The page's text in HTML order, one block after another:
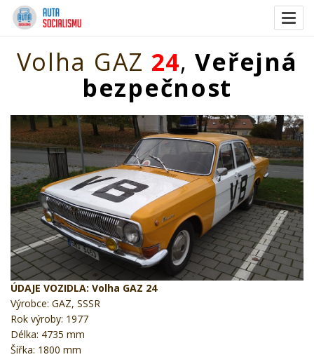
Volha GAZ 24, Veřejná
bezpečnost
ÚDAJE VOZIDLA: Volha GAZ 24
Výrobce: GAZ, SSSR
Rok výroby: 1977
Délka: 4735 mm
Šířka: 1800 mm